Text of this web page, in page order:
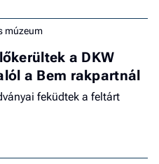
múzeum
a DKW
a Bem rakpartnál
feküdtek a feltárt